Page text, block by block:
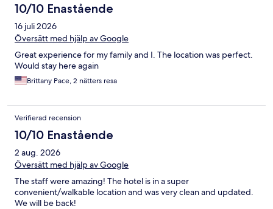
10/10 Enastående
16 juli 2026
Översätt med hjälp av Google
Great experience for my family and I. The location was perfect.
Would stay here again
Brittany Pace, 2 nätters resa
Verifierad recension
10/10 Enastående
2 aug. 2026
Översätt med hjälp av Google
The staff were amazing! The hotel is in a super
convenient/walkable location and was very clean and updated.
We will be back!